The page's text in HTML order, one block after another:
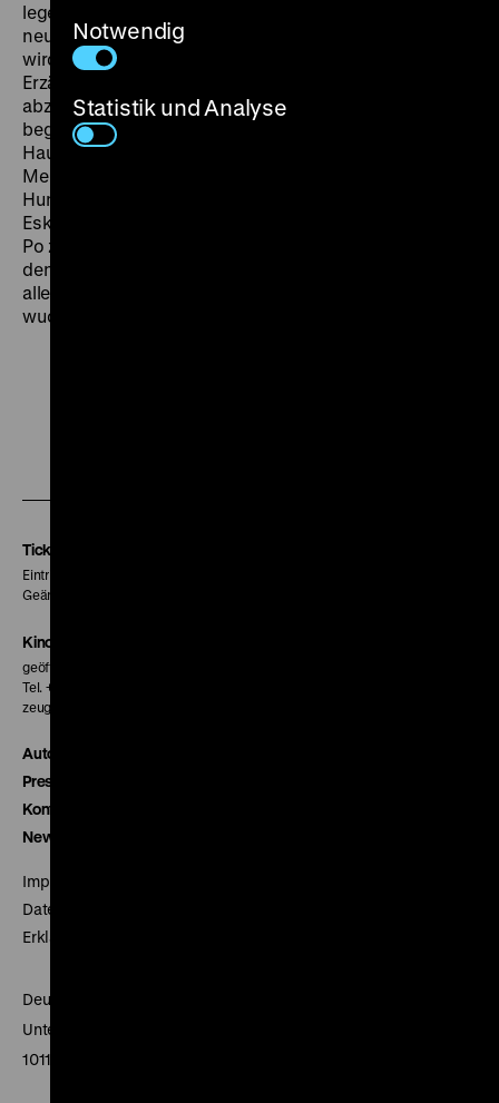
legendären Produzenten Wong Jing gekonnt in ein
neues Setting und einen neuen Filmmarkt überführt
wird, gerade darin, hochkonventionalisierte
Erzählformen immer wieder neue Facetten
abzugewinnen. Once Upon A Time in Shanghai
begeistert durch eine inspirierte Besetzung – die
Hauptrollen übernehmen ehrgeizige Jungstars, als
Mentor fungiert das Martial-Arts-Urgestein Sammo
Hung – und eine ebenso simple wie effektive
Eskalationsdramaturgie. Dass Regisseur Wong Jing?
Po zu den ambitioniertesten Stilisten unter
den chinesischen Genrefilmern zählt, beweist er vor
allem in den atemberaubenden Zeitlupenexzessen des
wuchtigen Finales. (lf)
Tickets
Eintritt 5 €
Geänderte Preise sind im Programm vermerkt.
Kinokasse
geöffnet 30 Minuten vor Beginn der ersten Vorstellung
Tel. + 49 30 20304-770
zeughauskino@dhm.de
Autor*innen
Presse
Kontakt
Newsletter
Impressum
Datenschutz
Erklärung digitale Barrierefreiheit
Deutsches Historisches Museum
Unter den Linden 2
10117 Berlin
Notwendig
Statistik und Analyse